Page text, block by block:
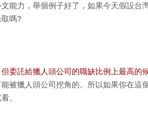
能力，舉個例子好了，如果今天假設台
嗎?
委託給獵人頭公司的職缺比例上最高的
被獵人頭公司挖角的。所以如果你在這
。